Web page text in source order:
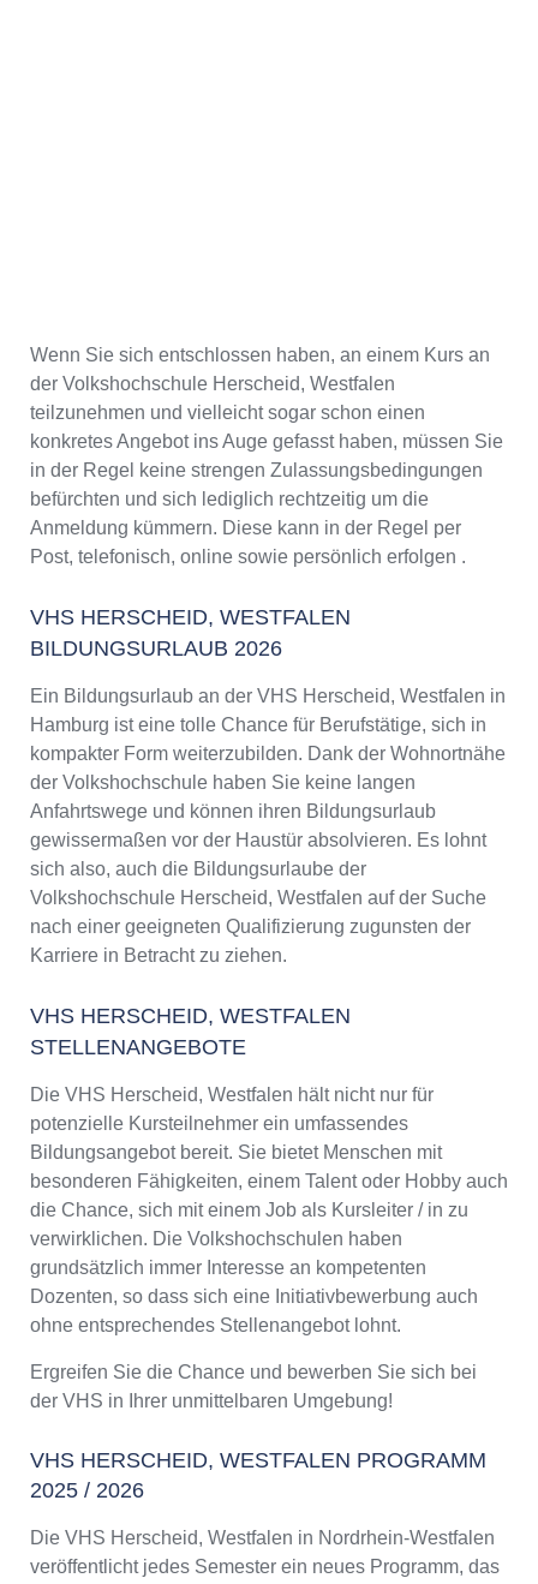
Wenn Sie sich entschlossen haben, an einem Kurs an
der Volkshochschule Herscheid, Westfalen
teilzunehmen und vielleicht sogar schon einen
konkretes Angebot ins Auge gefasst haben, müssen Sie
in der Regel keine strengen Zulassungsbedingungen
befürchten und sich lediglich rechtzeitig um die
Anmeldung kümmern. Diese kann in der Regel per
Post, telefonisch, online sowie persönlich erfolgen .
VHS HERSCHEID, WESTFALEN
BILDUNGSURLAUB 2026
Ein Bildungsurlaub an der VHS Herscheid, Westfalen in
Hamburg ist eine tolle Chance für Berufstätige, sich in
kompakter Form weiterzubilden. Dank der Wohnortnähe
der Volkshochschule haben Sie keine langen
Anfahrtswege und können ihren Bildungsurlaub
gewissermaßen vor der Haustür absolvieren. Es lohnt
sich also, auch die Bildungsurlaube der
Volkshochschule Herscheid, Westfalen auf der Suche
nach einer geeigneten Qualifizierung zugunsten der
Karriere in Betracht zu ziehen.
VHS HERSCHEID, WESTFALEN
STELLENANGEBOTE
Die VHS Herscheid, Westfalen hält nicht nur für
potenzielle Kursteilnehmer ein umfassendes
Bildungsangebot bereit. Sie bietet Menschen mit
besonderen Fähigkeiten, einem Talent oder Hobby auch
die Chance, sich mit einem Job als Kursleiter / in zu
verwirklichen. Die Volkshochschulen haben
grundsätzlich immer Interesse an kompetenten
Dozenten, so dass sich eine Initiativbewerbung auch
ohne entsprechendes Stellenangebot lohnt.
Ergreifen Sie die Chance und bewerben Sie sich bei
der VHS in Ihrer unmittelbaren Umgebung!
VHS HERSCHEID, WESTFALEN PROGRAMM
2025 / 2026
Die VHS Herscheid, Westfalen in Nordrhein-Westfalen
veröffentlicht jedes Semester ein neues Programm, das